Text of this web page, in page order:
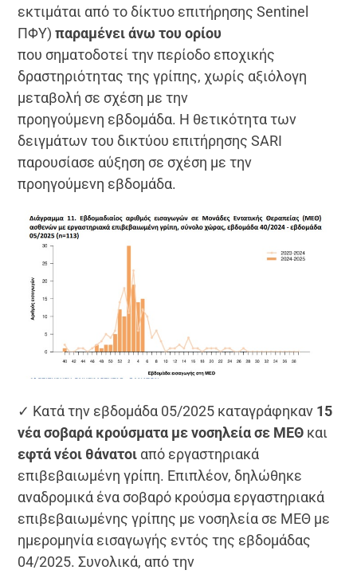
εκτιμάται από το δίκτυο επιτήρησης Sentinel
ΠΦΥ)παραμένει άνω του ορίου
που σηματοδοτεί την περίοδο εποχικής
δραστηριότητας της γρίπης, χωρίς αξιόλογη
μεταβολή σε σχέση με την
προηγούμενη εβδομάδα. Η θετικότητα των
δειγμάτων του δικτύου επιτήρησης SARI
παρουσίασε αύξηση σε σχέση με την
προηγούμενη εβδομάδα.
✓ Κατά την εβδομάδα 05/2025 καταγράφηκαν 15
νέα σοβαρά κρούσματα με νοσηλεία σε ΜΕΘ και
εφτά νέοι θάνατοι από εργαστηριακά
επιβεβαιωμένη γρίπη. Επιπλέον, δηλώθηκε
αναδρομικά ένα σοβαρό κρούσμα εργαστηριακά
επιβεβαιωμένης γρίπης με νοσηλεία σε ΜΕΘ με
ημερομηνία εισαγωγής εντός της εβδομάδας
04/2025. Συνολικά, από την